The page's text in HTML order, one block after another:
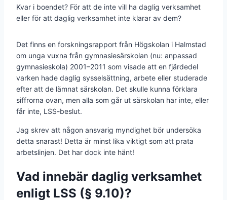
Kvar i boendet? För att de inte vill ha daglig verksamhet
eller för att daglig verksamhet inte klarar av dem?
Det finns en forskningsrapport från Högskolan i Halmstad
om unga vuxna från gymnasiesärskolan (nu: anpassad
gymnasieskola) 2001–2011 som visade att en fjärdedel
varken hade daglig sysselsättning, arbete eller studerade
efter att de lämnat särskolan. Det skulle kunna förklara
siffrorna ovan, men alla som går ut särskolan har inte, eller
får inte, LSS-beslut.
Jag skrev att någon ansvarig myndighet bör undersöka
detta snarast! Detta är minst lika viktigt som att prata
arbetslinjen. Det har dock inte hänt!
Vad innebär daglig verksamhet
enligt LSS (§ 9.10)?